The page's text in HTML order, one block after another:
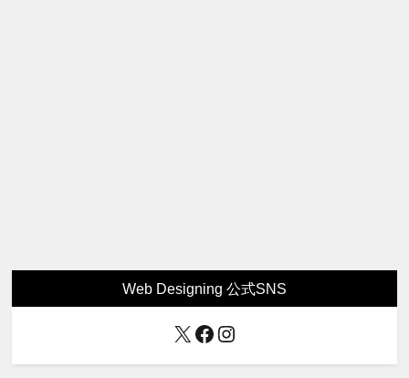
Web Designing 公式SNS
X Facebook
Instagram